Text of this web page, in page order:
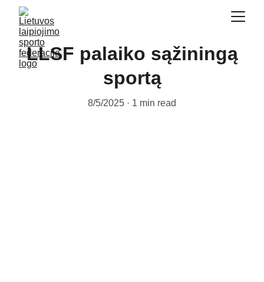
LLSF palaiko sąžiningą
sportą
8/5/2025 1 min read